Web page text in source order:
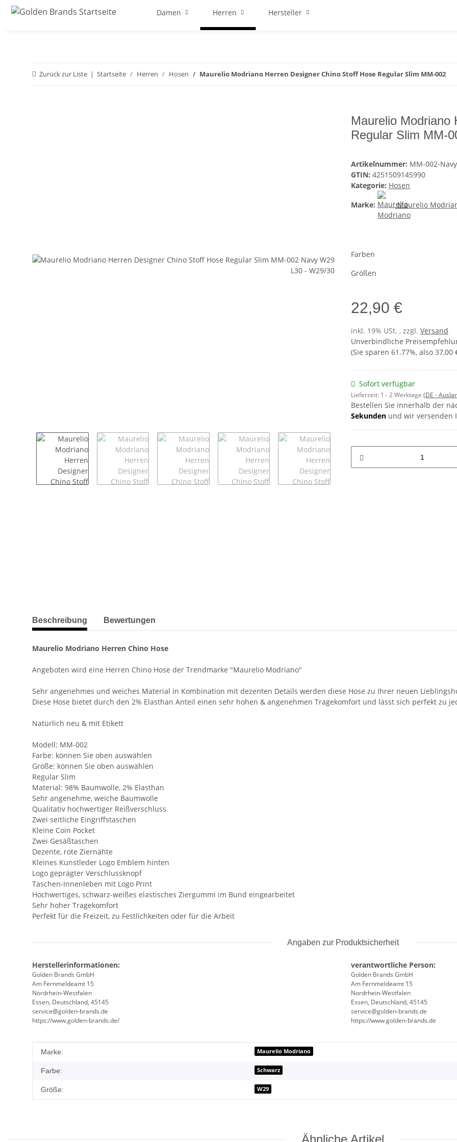
Damen Herren Hersteller
Zurück zur Liste Startseite Herren Hosen Maurelio Modriano Herren Designer Chino Stoff Hose Regular Slim MM-002
Maurelio Modriano
Regular Slim MM-
Artikelnummer: MM-002-
GTIN: 4251509145990
Kategorie: Hosen
Marke:
Maurelio
Farben
Größen
22,90 €
inkl. 19% USt. , zzgl. Versand
Unverbindliche
(Sie sparen 61.77%, also 37,00
Sofort verfügbar
Lieferzeit: 1 - 2 Werktage (DE -
Bestellen Sie innerhalb der
Sekunden und wir versenden
weitere Registerkarten anzeigen
Beschreibung Bewertungen
Maurelio Modriano Herren Chino Hose
Angeboten wird eine Herren Chino Hose der Trendmarke "Maurelio Modriano"
Sehr angenehmes und weiches Material in Kombination mit dezenten Details werden diese Hose zu Ihrer neuen
Diese Hose bietet durch den 2% Elasthan Anteil einen sehr hohen & angenehmen Tragekomfort und lässt sich perfekt zu
Natürlich neu & mit Etikett
Modell: MM-002
Farbe: können Sie oben auswählen
Größe: können Sie oben auswählen
Regular Slim
Material: 98% Baumwolle, 2% Elasthan
Sehr angenehme, weiche Baumwolle
Qualitativ hochwertiger Reißverschluss
Zwei seitliche Eingriffstaschen
Kleine Coin Pocket
Zwei Gesäßtaschen
Dezente, rote Ziernähte
Kleines Kunstleder Logo Emblem hinten
Logo geprägter Verschlussknopf
Taschen-Innenleben mit Logo Print
Hochwertiges, schwarz-weißes elastisches Ziergummi im Bund eingearbeitet
Sehr hoher Tragekomfort
Perfekt für die Freizeit, zu Festlichkeiten oder für die Arbeit
Angaben zur Produktsicherheit
Herstellerinformationen:
Golden Brands GmbH
Am Fernmeldeamt 15
Nordrhein-Westfalen
Essen, Deutschland, 45145
service@golden-brands.de
https://www.golden-brands.de/
verantwortliche Person:
Golden Brands GmbH
Am Fernmeldeamt 15
Nordrhein-Westfalen
Essen, Deutschland, 45145
service@golden-brands.de
https://www.golden-brands.de
Produkteigenschaft
Wert
Marke: Maurelio Modriano
Farbe: Schwarz
Größe: W29